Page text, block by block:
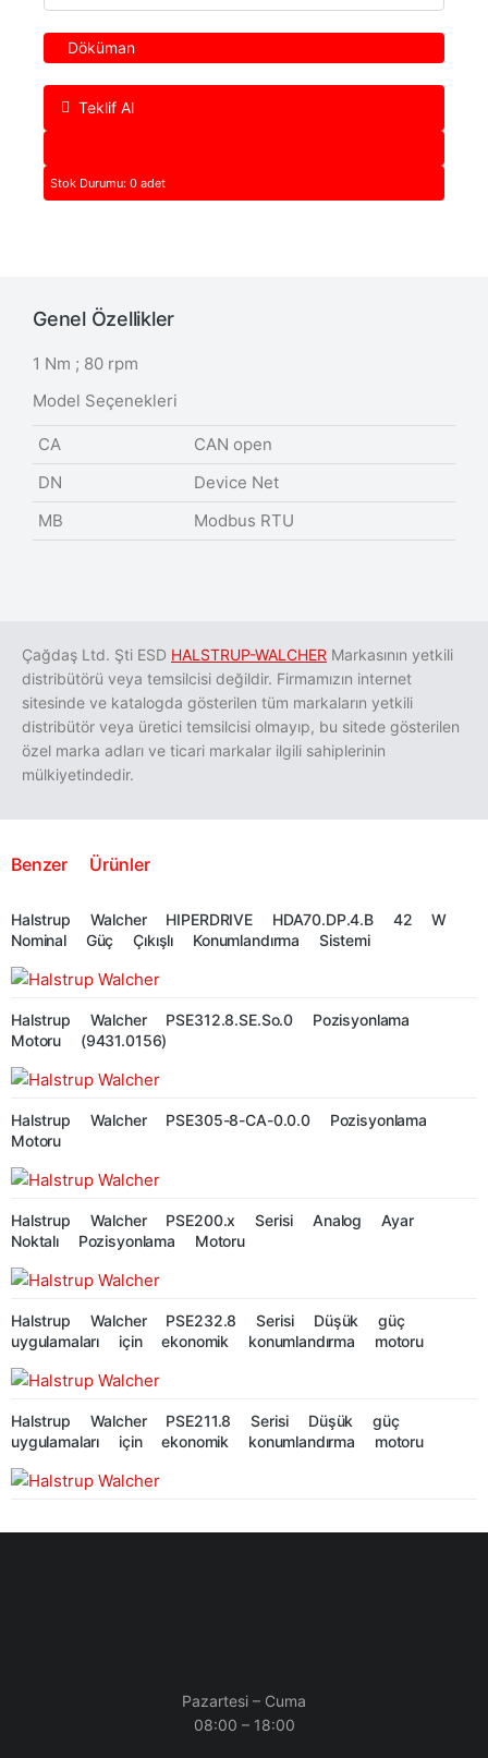
Döküman
Teklif Al
Stok Durumu: 0 adet
Genel Özellikler
1 Nm ; 80 rpm
Model Seçenekleri
CA
CAN open
DN
Device Net
MB
Modbus RTU
Çağdaş Ltd. Şti ESD HALSTRUP-WALCHER Markasının yetkili
distribütörü veya temsilcisi değildir. Firmamızın internet
sitesinde ve katalogda gösterilen tüm markaların yetkili
distribütör veya üretici temsilcisi olmayıp, bu sitede gösterilen
özel marka adları ve ticari markalar ilgili sahiplerinin
mülkiyetindedir.
Benzer Ürünler
Halstrup Walcher HIPERDRIVE HDA70.DP.4.B 42 W
Nominal Güç Çıkışlı Konumlandırma Sistemi
Halstrup Walcher PSE312.8.SE.So.0 Pozisyonlama
Motoru (9431.0156)
Halstrup Walcher PSE305-8-CA-0.0.0 Pozisyonlama
Motoru
Halstrup Walcher PSE200.x Serisi Analog Ayar
Noktalı Pozisyonlama Motoru
Halstrup Walcher PSE232.8 Serisi Düşük güç
uygulamaları için ekonomik konumlandırma motoru
Halstrup Walcher PSE211.8 Serisi Düşük güç
uygulamaları için ekonomik konumlandırma motoru
Pazartesi – Cuma
08:00 – 18:00